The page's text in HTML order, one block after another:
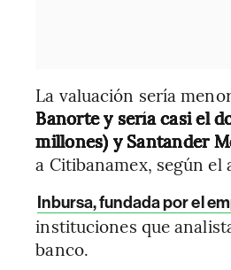
La valuación sería
Banorte y sería casi el
millones) y Santander
a Citibanamex, según el
Inbursa, fundada por el
instituciones que
banco.